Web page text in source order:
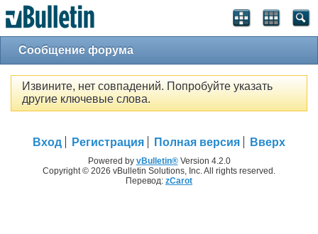
Сообщение форума
Извините, нет совпадений. Попробуйте указать
другие ключевые слова.
Вход Регистрация Полная версия Вверх
Powered by vBulletin®Version 4.2.0
Copyright © 2026 vBulletin Solutions, Inc. All rights reserved.
Перевод: zCarot